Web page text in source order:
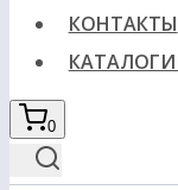
КОНТАКТЫ
КАТАЛОГИ
0